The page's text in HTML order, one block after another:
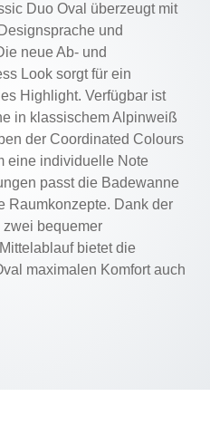
Duo Oval überzeugt mit
und
neue Ab- und
Look sorgt für ein
Highlight. Verfügbar ist
in klassischem Alpinweiß
der Coordinated Colours
eine individuelle Note
passt die Badewanne
Raumkonzepte. Dank der
zwei bequemer
bietet die
maximalen Komfort auch